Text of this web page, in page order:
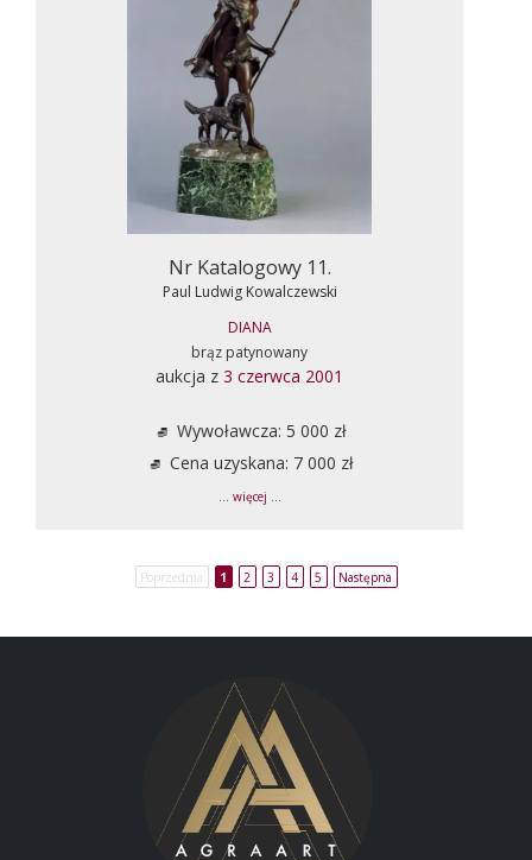
Nr Katalogowy 11.
Paul Ludwig Kowalczewski
DIANA
brąz patynowany
aukcja z 3 czerwca 2001
Wywoławcza: 5 000 zł
Cena uzyskana: 7 000 zł
... więcej ...
Poprzednia 1 2 3 4 5 Następna